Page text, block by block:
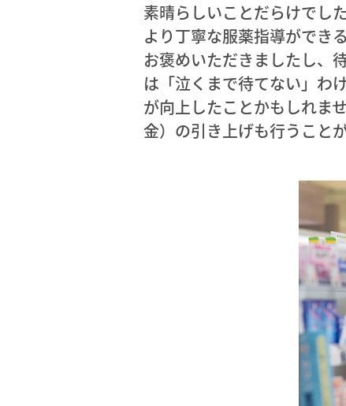
素晴らしいことだらけでし
より丁寧な服薬指導ができ
お褒めいただきましたし、
は「泣くまで待てない」わ
が向上したことかもしれま
金）の引き上げも行うこと